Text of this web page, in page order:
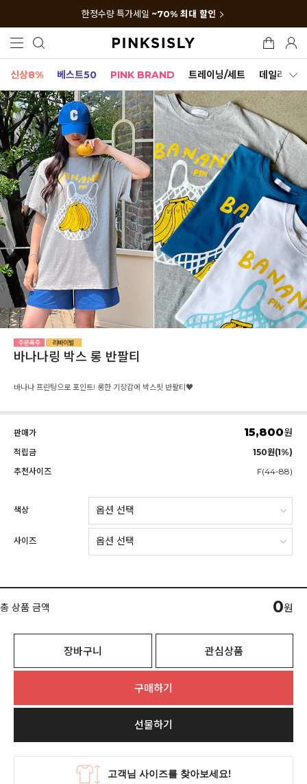
한정수량 특가세일 ~70% 최대 할인
신상8% 베스트50 PINK BRAND 트레이닝/세트 데일리세트
바나나링 박스 롱 반팔티
바나나 프린팅으로 포인트! 롱한 기장감에 박스핏 반팔티♥
판매가 15,800원
적립금
150원(1%)
추천사이즈
F(44-88)
색상
사이즈
총 상품 금액 0원
장바구니 관심상품
구매하기
선물하기